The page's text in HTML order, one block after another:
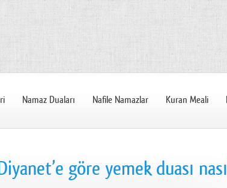
Namaz Duaları Nafile Namazlar Kuran Meali
göre yemek duası